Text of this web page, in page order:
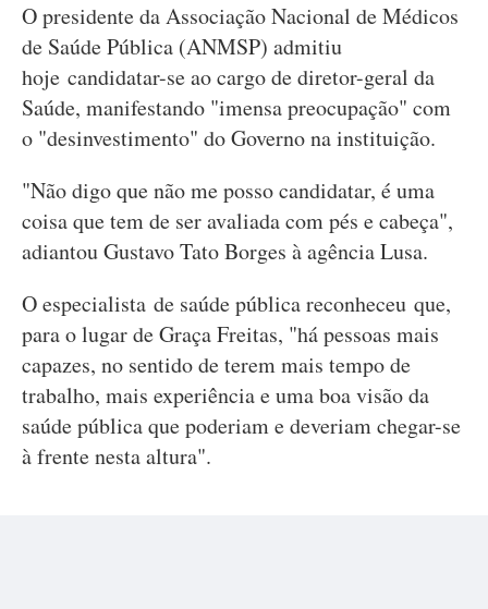
O presidente da Associação Nacional de Médicos
de Saúde Pública (ANMSP) admitiu
hoje candidatar-se ao cargo de diretor-geral da
Saúde, manifestando "imensa preocupação" com
o "desinvestimento" do Governo na instituição.
"Não digo que não me posso candidatar, é uma
coisa que tem de ser avaliada com pés e cabeça",
adiantou Gustavo Tato Borges à agência Lusa.
O especialista de saúde pública reconheceu que,
para o lugar de Graça Freitas, "há pessoas mais
capazes, no sentido de terem mais tempo de
trabalho, mais experiência e uma boa visão da
saúde pública que poderiam e deveriam chegar-se
à frente nesta altura".